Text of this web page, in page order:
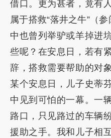
借口。更为甚者，竟有
属于搭救“落井之牛”（
中也曾列举驴或羊掉进
些呢？在安息日，若有
辞，搭救需要帮助的对
某个安息日，儿子史蒂
中见到可怕的一幕。一
路口，只见路过的车辆
援助之手。我和儿子相